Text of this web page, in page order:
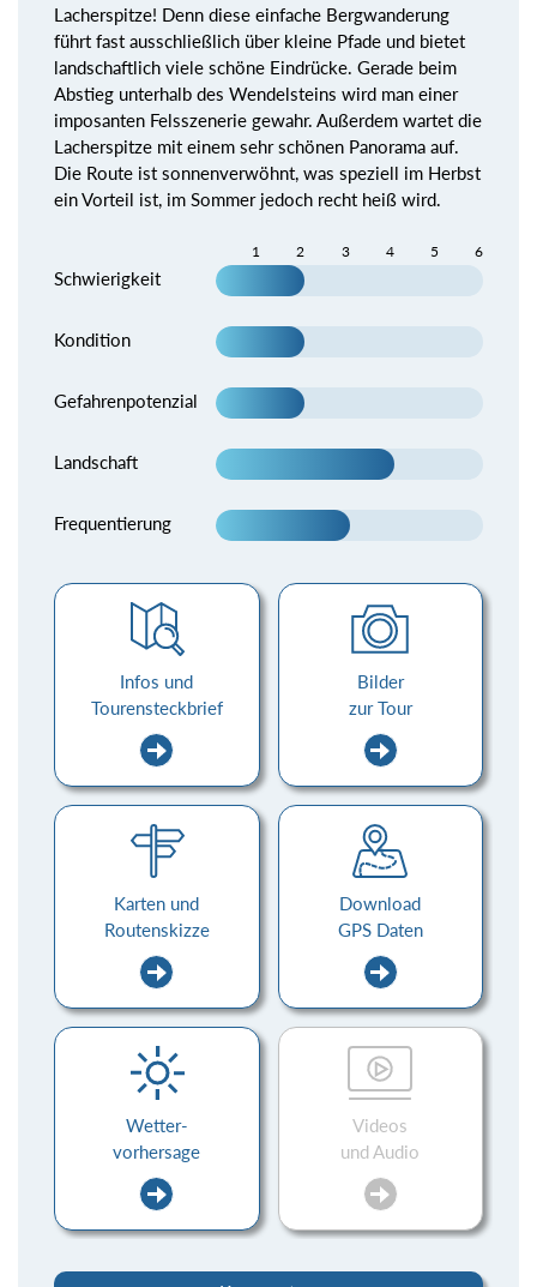
Lacherspitze! Denn diese einfache Bergwanderung
führt fast ausschließlich über kleine Pfade und bietet
landschaftlich viele schöne Eindrücke. Gerade beim
Abstieg unterhalb des Wendelsteins wird man einer
imposanten Felsszenerie gewahr. Außerdem wartet die
Lacherspitze mit einem sehr schönen Panorama auf.
Die Route ist sonnenverwöhnt, was speziell im Herbst
ein Vorteil ist, im Sommer jedoch recht heiß wird.
1 2 3 4 5 6
Schwierigkeit
Kondition
Gefahrenpotenzial
Landschaft
Frequentierung
Infos und
Tourensteckbrief
Bilder
zur Tour
Karten und
Routenskizze
Download
GPS Daten
Wetter-
vorhersage
Videos
und Audio